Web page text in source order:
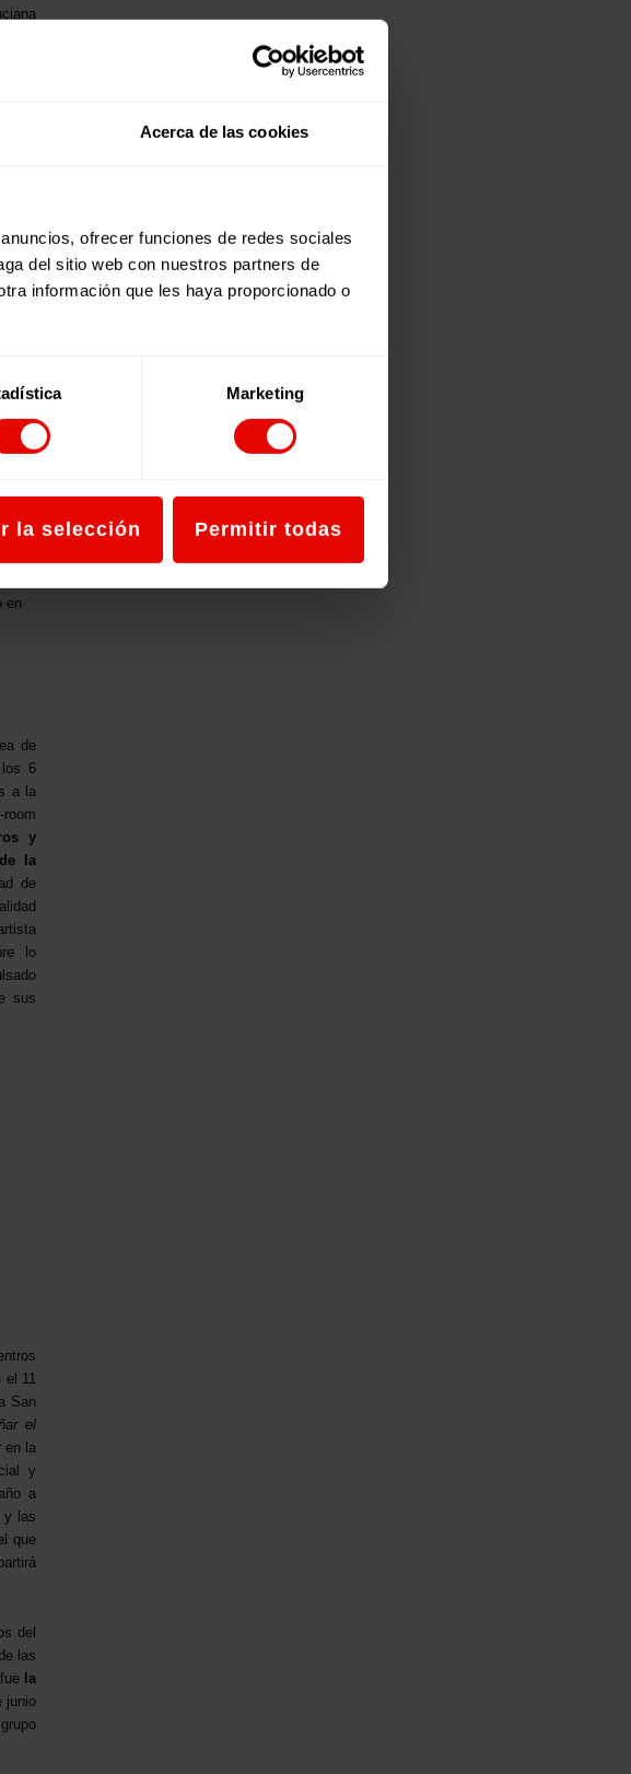
Acerca de las cookies
ofrecer funciones de redes sociales
del sitio web con nuestros partners de
información que les haya proporcionado o
Marketing
la selección Permitir todas
en
de
6
a la
y
la
de
lo
sus
11
San
el
en la
y
a
y las
que
del
las
la
junio